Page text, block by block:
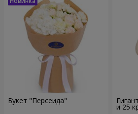
Букет "Персеида"
и 25